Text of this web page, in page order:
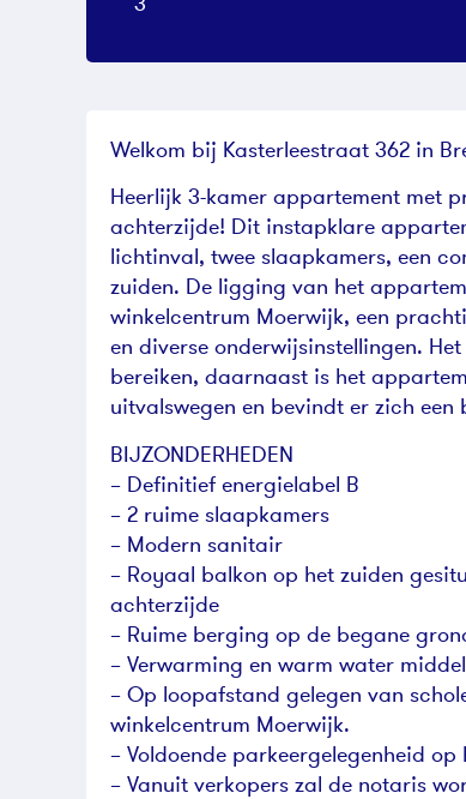
Welkom bij Kasterleestraat 362 in
Heerlijk 3-kamer appartement met
achterzijde! Dit instapklare
lichtinval, twee slaapkamers, een
zuiden. De ligging van het
winkelcentrum Moerwijk, een
en diverse onderwijsinstellingen.
bereiken, daarnaast is het
uitvalswegen en bevindt er zich
BIJZONDERHEDEN
– Definitief energielabel B
– 2 ruime slaapkamers
– Modern sanitair
– Royaal balkon op het zuiden
achterzijde
– Ruime berging op de begane
– Verwarming en warm water
– Op loopafstand gelegen van
winkelcentrum Moerwijk.
– Voldoende parkeergelegenheid
– Vanuit verkopers zal de notaris